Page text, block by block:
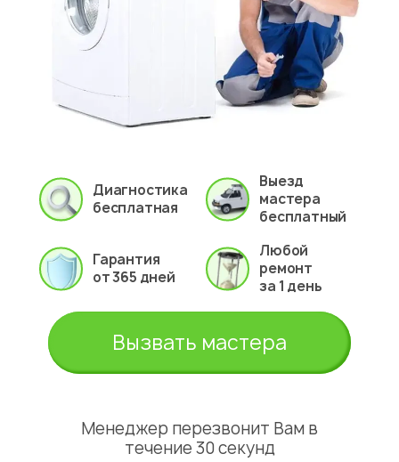
Диагностика
бесплатная
Выезд
мастера
бесплатный
Гарантия
от 365 дней
Любой
ремонт
за 1 день
Вызвать мастера
Менеджер перезвонит Вам в
течение 30 секунд